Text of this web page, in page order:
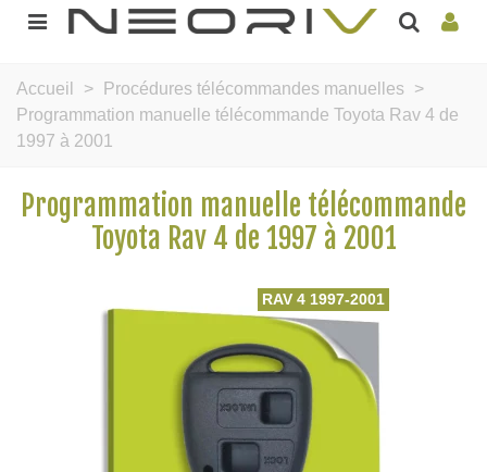
Accueil > Procédures télécommandes manuelles
>
Programmation manuelle télécommande Toyota Rav 4 de
1997 à 2001
Programmation manuelle télécommande
Toyota Rav 4 de 1997 à 2001
RAV 4 1997-2001